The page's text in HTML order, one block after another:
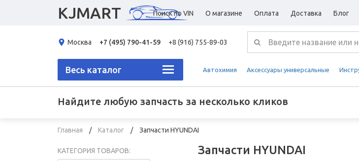
KJMART Поиск по VIN О магазине Оплата Доставка Блог
Москва +7 (495) 790-41-59 +8 (916) 755-89-03
Весь каталог Автохимия Аксессуары универсальные
Найдите любую запчасть за несколько кликов
Главная Каталог Запчасти HYUNDAI
Запчасти HYUNDAI
КАТЕГОРИЯ ТОВАРОВ: